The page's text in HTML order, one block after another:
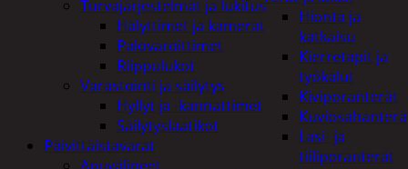
Hionta ja
katkaisu
Kierretapit ja
työkalut
Kiviporanterät
Kuviosahanterä
Lasi- ja
tiiliporanterät
Turvajärjestelmät ja lukitus
Hälyttimet ja kamerat
Palovaroittimet
Riippulukot
Varastointi ja säilytys
Hyllyt ja -kannattimet
Säilytyslaatikot
Päivittäistavarat